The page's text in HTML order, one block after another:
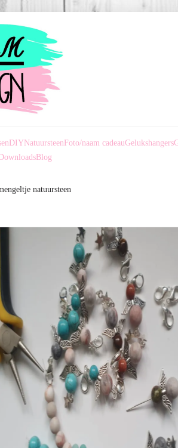
DIYNatuursteenFoto/naam cadeauGelukshangers
Blog
natuursteen